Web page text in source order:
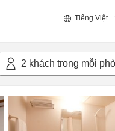
Tiếng Việt
2 khách trong mỗi